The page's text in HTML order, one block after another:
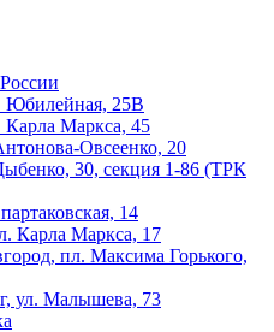
Юбилейная, 25В
Карла Маркса, 45
Овсеенко, 20
30, секция 1-86 (ТРК
14
Карла Маркса, 17
пл. Максима Горького,
ул. Малышева, 73